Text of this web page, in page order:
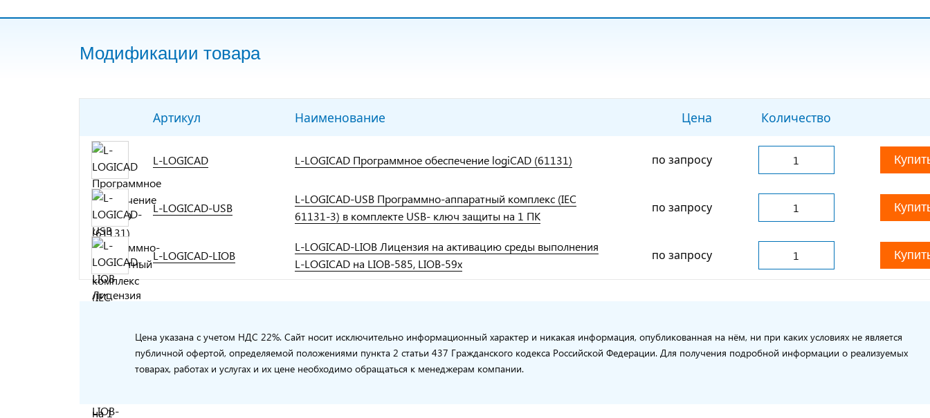
Модификации товара
Артикул Наименование Цена Количество
L-LOGICAD L-LOGICAD Программное обеспечение logiCAD (61131) по запросу
L-LOGICAD-USB
L-LOGICAD-USB Программно-аппаратный комплекс (IEC
61131-3) в комплекте USB- ключ защиты на 1 ПК
по запросу
L-LOGICAD-LIOB
L-LOGICAD-LIOB Лицензия на активацию среды выполнения
L‑LOGICAD на LIOB-585, LIOB-59x
по запросу
Цена указана с учетом НДС 22%. Сайт носит исключительно информационный характер и никакая информация, опубликованная на нём, ни при каких условиях не является
публичной офертой, определяемой положениями пункта 2 статьи 437 Гражданского кодекса Российской Федерации. Для получения подробной информации о реализуемых
товарах, работах и услугах и их цене необходимо обращаться к менеджерам компании.